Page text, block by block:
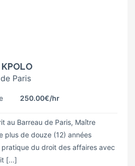
Paris
250.00€/hr
au Barreau de Paris, Maître
plus de douze (12) années
pratique du droit des affaires avec
[...]